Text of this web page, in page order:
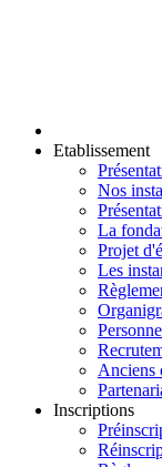
Etablissement
Nos
La
Projet
Les
Anciens
Inscriptions